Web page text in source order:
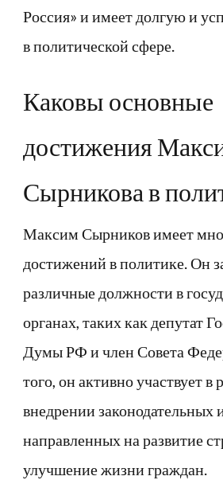
Россия» и имеет долгую и
в политической сфере.
Каковы основные
достижения
Сырникова в
Максим Сырников имеет
достижений в политике. Он
различные должности в
органах, таких как депутат
Думы РФ и член Совета
того, он активно участвует в
внедрении законодательных
направленных на развитие
улучшение жизни граждан.